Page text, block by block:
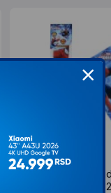
PERTINI Marvel
puštanje zmaja